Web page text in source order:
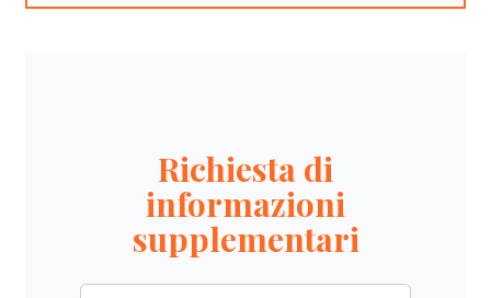
Richiesta di
informazioni
supplementari